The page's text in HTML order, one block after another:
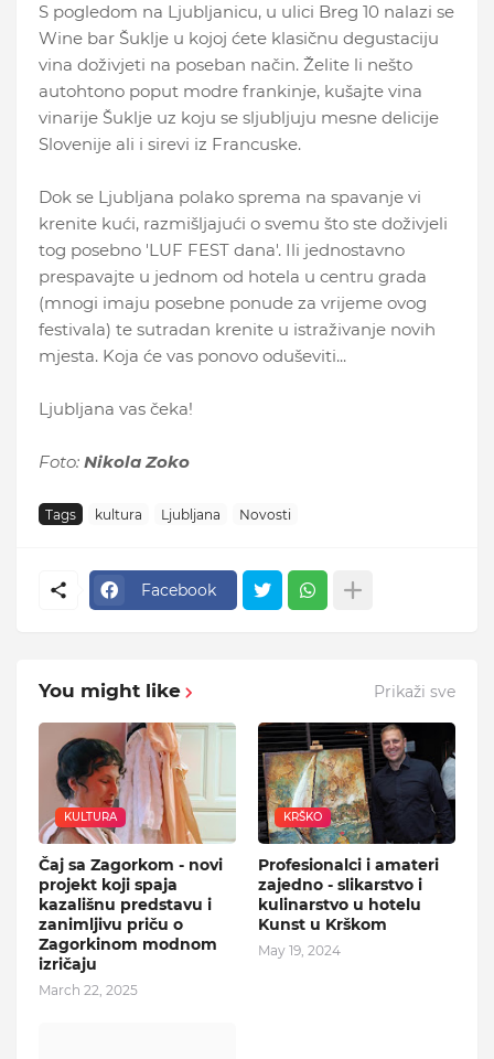
S pogledom na Ljubljanicu, u ulici Breg 10 nalazi se
Wine bar Šuklje u kojoj ćete klasičnu degustaciju
vina doživjeti na poseban način. Želite li nešto
autohtono poput modre frankinje, kušajte vina
vinarije Šuklje uz koju se sljubljuju mesne delicije
Slovenije ali i sirevi iz Francuske.
Dok se Ljubljana polako sprema na spavanje vi
krenite kući, razmišljajući o svemu što ste doživjeli
tog posebno 'LUF FEST dana'. Ili jednostavno
prespavajte u jednom od hotela u centru grada
(mnogi imaju posebne ponude za vrijeme ovog
festivala) te sutradan krenite u istraživanje novih
mjesta. Koja će vas ponovo oduševiti...
Ljubljana vas čeka!
Foto: Nikola Zoko
Tags kultura Ljubljana Novosti
Facebook
You might like Prikaži sve
KULTURA
Čaj sa Zagorkom - novi
projekt koji spaja
kazališnu predstavu i
zanimljivu priču o
Zagorkinom modnom
izričaju
March 22, 2025
KRŠKO
Profesionalci i amateri
zajedno - slikarstvo i
kulinarstvo u hotelu
Kunst u Krškom
May 19, 2024